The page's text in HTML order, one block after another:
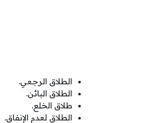
الطلاق الرجعي.
الطلاق البائن.
طلاق الخلع.
الطلاق لعدم الإنفاق.